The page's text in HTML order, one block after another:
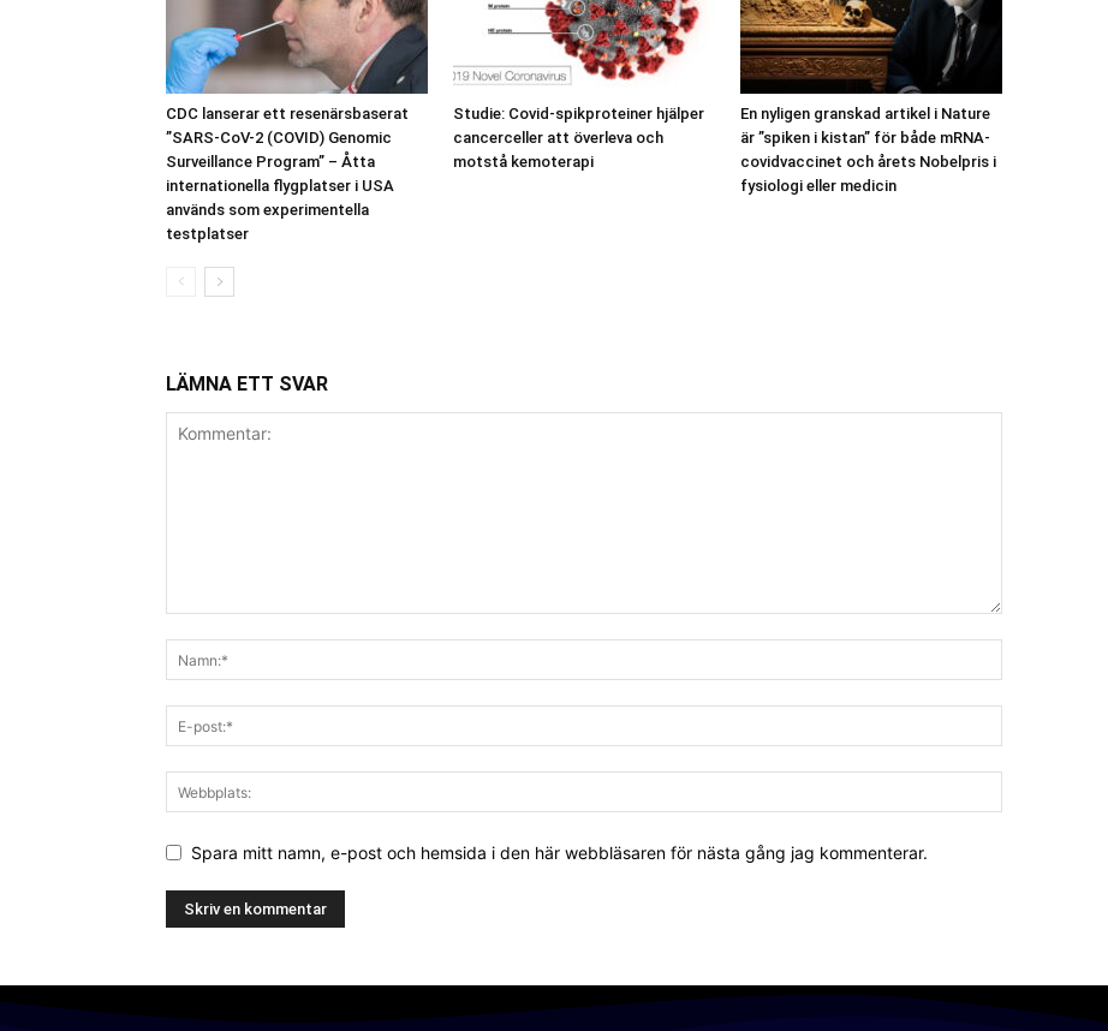
CDC lanserar ett resenärsbaserat
”SARS-CoV-2 (COVID) Genomic
Surveillance Program” – Åtta
internationella flygplatser i USA
används som experimentella
testplatser
Studie: Covid-spikproteiner hjälper
cancerceller att överleva och
motstå kemoterapi
En nyligen granskad artikel i Nature
är ”spiken i kistan” för både mRNA-
covidvaccinet och årets Nobelpris i
fysiologi eller medicin
LÄMNA ETT SVAR
Spara mitt namn, e-post och hemsida i den här webbläsaren för nästa gång jag kommenterar.